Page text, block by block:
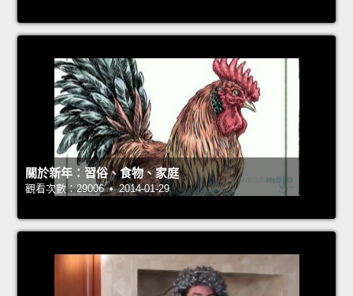
關於新年：習俗、食物、家庭
觀看次數：29006 • 2014-01-29